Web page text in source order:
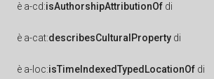
è a-cd:isAuthorshipAttributionOf di
è a-cat:describesCulturalProperty di
è a-loc:isTimeIndexedTypedLocationOf di